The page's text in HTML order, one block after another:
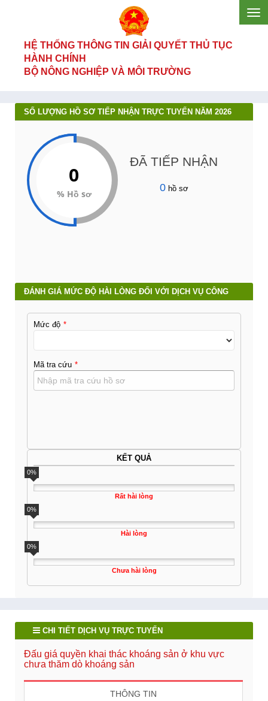
HỆ THỐNG THÔNG TIN GIẢI QUYẾT THỦ TỤC
HÀNH CHÍNH
BỘ NÔNG NGHIỆP VÀ MÔI TRƯỜNG
SỐ LƯỢNG HỒ SƠ TIẾP NHẬN TRỰC TUYẾN NĂM 2026
0
% Hồ sơ
ĐÃ TIẾP NHẬN
0hồ sơ
ĐÁNH GIÁ MỨC ĐỘ HÀI LÒNG ĐỐI VỚI DỊCH VỤ CÔNG
Mức độ
Mã tra cứu
KẾT QUẢ
0%
Rất hài lòng
0%
Hài lòng
0%
Chưa hài lòng
CHI TIẾT DỊCH VỤ TRỰC TUYẾN
Đấu giá quyền khai thác khoáng sản ở khu vực
chưa thăm dò khoáng sản
THÔNG TIN